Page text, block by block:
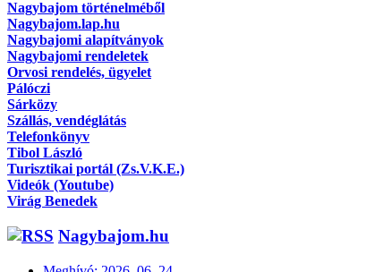
Nagybajom történelméből
Nagybajom.lap.hu
Nagybajomi alapítványok
Nagybajomi rendeletek
Orvosi rendelés, ügyelet
Pálóczi
Sárközy
Szállás, vendéglátás
Telefonkönyv
Tibol László
Turisztikai portál (Zs.V.K.E.)
Videók (Youtube)
Virág Benedek
Nagybajom.hu